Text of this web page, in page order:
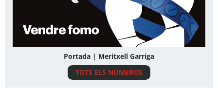
Portada | Meritxell Garriga
TOTS ELS NÚMEROS